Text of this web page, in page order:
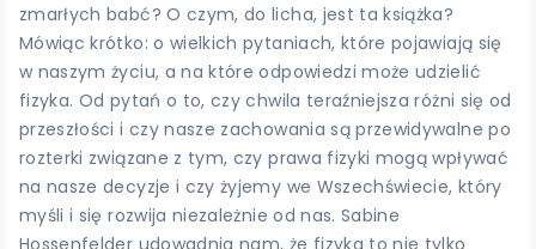
zmarłych babć? O czym, do licha, jest ta książka?
Mówiąc krótko: o wielkich pytaniach, które pojawiają się
w naszym życiu, a na które odpowiedzi może udzielić
fizyka. Od pytań o to, czy chwila teraźniejsza różni się od
przeszłości i czy nasze zachowania są przewidywalne po
rozterki związane z tym, czy prawa fizyki mogą wpływać
na nasze decyzje i czy żyjemy we Wszechświecie, który
myśli i się rozwija niezależnie od nas. Sabine